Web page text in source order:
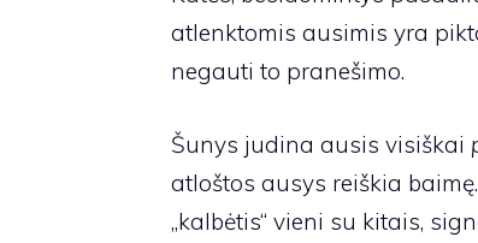
atlenktomis ausimis yra
negauti to pranešimo.
Šunys judina ausis visiškai
atloštos ausys reiškia
„kalbėtis“ vieni su kitais,